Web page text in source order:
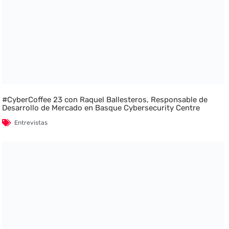
#CyberCoffee 23 con Raquel Ballesteros, Responsable de
Desarrollo de Mercado en Basque Cybersecurity Centre
Entrevistas